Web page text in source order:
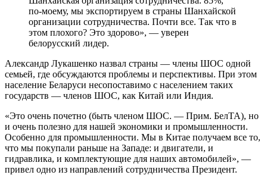
по-моему, мы экспортируем в страны Шанхайской
организации сотрудничества. Почти все. Так что в
этом плохого? Это здорово», — уверен
белорусский лидер.
Александр Лукашенко назвал страны — члены ШОС одной
семьей, где обсуждаются проблемы и перспективы. При этом
население Беларуси несопоставимо с населением таких
государств — членов ШОС, как Китай или Индия.
«Это очень почетно (быть членом ШОС. — Прим. БелТА), но
и очень полезно для нашей экономики и промышленности.
Особенно для промышленности. Мы в Китае получаем все то,
что мы покупали раньше на Западе: и двигатели, и
гидравлика, и комплектующие для наших автомобилей», —
привел одно из направлений сотрудничества Президент.